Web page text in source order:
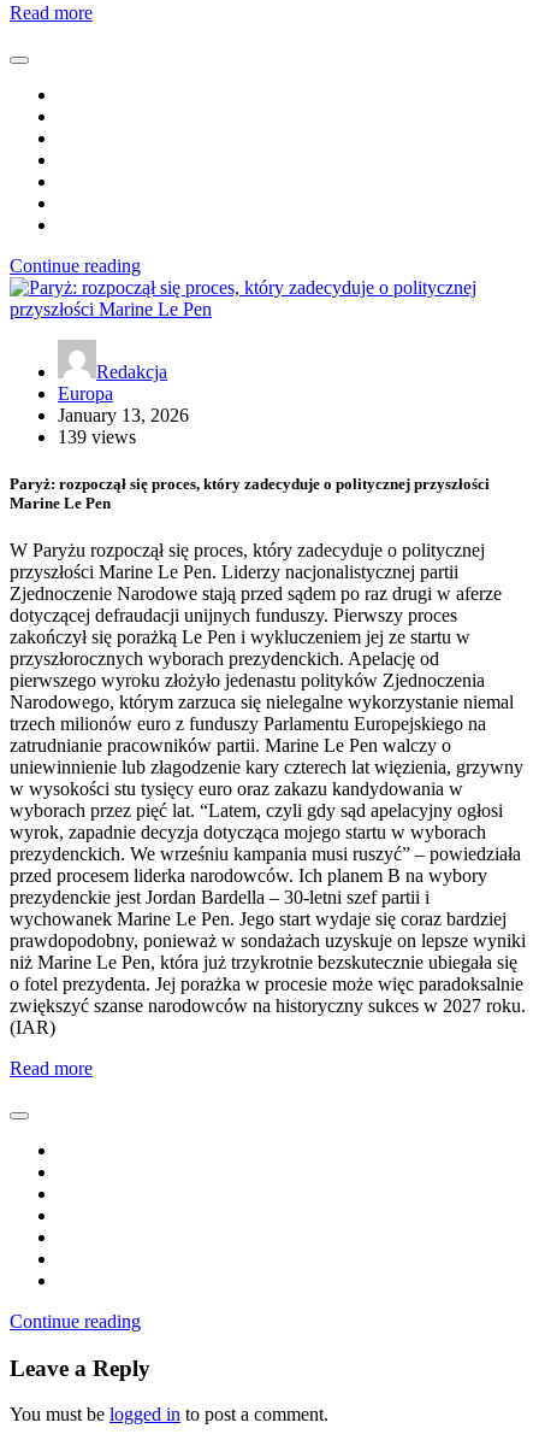
Read more
Continue reading
Redakcja
Europa
January 13, 2026
139 views
Paryż: rozpoczął się proces, który zadecyduje o politycznej przyszłości
Marine Le Pen
W Paryżu rozpoczął się proces, który zadecyduje o politycznej
przyszłości Marine Le Pen. Liderzy nacjonalistycznej partii
Zjednoczenie Narodowe stają przed sądem po raz drugi w aferze
dotyczącej defraudacji unijnych funduszy. Pierwszy proces
zakończył się porażką Le Pen i wykluczeniem jej ze startu w
przyszłorocznych wyborach prezydenckich. Apelację od
pierwszego wyroku złożyło jedenastu polityków Zjednoczenia
Narodowego, którym zarzuca się nielegalne wykorzystanie niemal
trzech milionów euro z funduszy Parlamentu Europejskiego na
zatrudnianie pracowników partii. Marine Le Pen walczy o
uniewinnienie lub złagodzenie kary czterech lat więzienia, grzywny
w wysokości stu tysięcy euro oraz zakazu kandydowania w
wyborach przez pięć lat. “Latem, czyli gdy sąd apelacyjny ogłosi
wyrok, zapadnie decyzja dotycząca mojego startu w wyborach
prezydenckich. We wrześniu kampania musi ruszyć” – powiedziała
przed procesem liderka narodowców. Ich planem B na wybory
prezydenckie jest Jordan Bardella – 30-letni szef partii i
wychowanek Marine Le Pen. Jego start wydaje się coraz bardziej
prawdopodobny, ponieważ w sondażach uzyskuje on lepsze wyniki
niż Marine Le Pen, która już trzykrotnie bezskutecznie ubiegała się
o fotel prezydenta. Jej porażka w procesie może więc paradoksalnie
zwiększyć szanse narodowców na historyczny sukces w 2027 roku.
(IAR)
Read more
Continue reading
Leave a Reply
You must be logged in to post a comment.